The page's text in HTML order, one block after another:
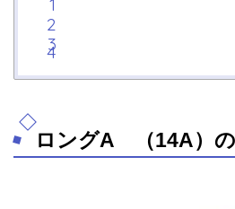
ロングA （14A）